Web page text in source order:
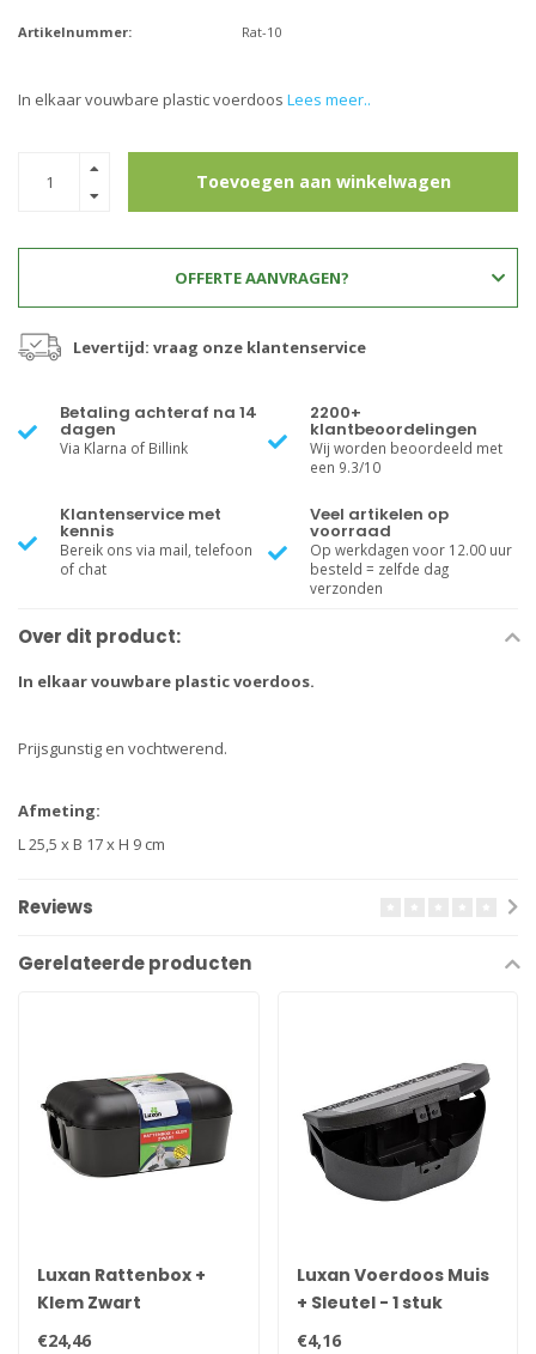
Artikelnummer: Rat-10
In elkaar vouwbare plastic voerdoos Lees meer..
Toevoegen aan winkelwagen
OFFERTE AANVRAGEN?
Levertijd: vraag onze klantenservice
Betaling achteraf na 14
dagen
Via Klarna of Billink
2200+
klantbeoordelingen
Wij worden beoordeeld met
een 9.3/10
Klantenservice met
kennis
Bereik ons via mail, telefoon
of chat
Veel artikelen op
voorraad
Op werkdagen voor 12.00 uur
besteld = zelfde dag
verzonden
Over dit product:
In elkaar vouwbare plastic voerdoos.
Prijsgunstig en vochtwerend.
Afmeting:
L 25,5 x B 17 x H 9 cm
Reviews
Gerelateerde producten
Luxan Rattenbox +
Klem Zwart
€24,46
Luxan Voerdoos Muis
+ Sleutel - 1 stuk
€4,16